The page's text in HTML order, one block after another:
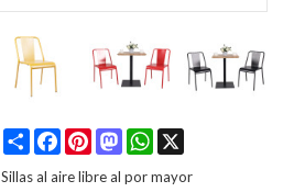
Share FacebookPinterestMastodonWhatsApp
Sillas al aire libre al por mayor